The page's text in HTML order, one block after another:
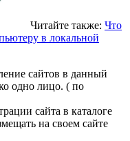
Читайте также: Что
в локальной
сайтов в данный
одно лицо. ( по
сайта в каталоге
на своем сайте